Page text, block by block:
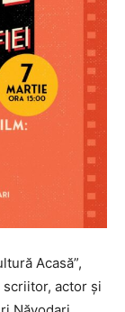
Acasă”,
actor și